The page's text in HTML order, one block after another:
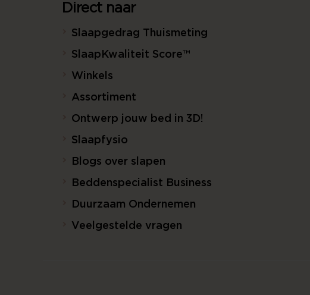
Direct naar
Slaapgedrag Thuismeting
SlaapKwaliteit Score™
Winkels
Assortiment
Ontwerp jouw bed in 3D!
Slaapfysio
Blogs over slapen
Beddenspecialist Business
Duurzaam Ondernemen
Veelgestelde vragen